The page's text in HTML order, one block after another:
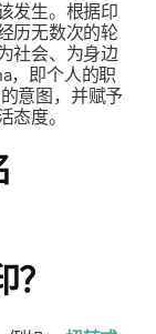
发生。根据印
历无数次的轮
社会、为身边
，即个人的职
意图，并赋予
态度。